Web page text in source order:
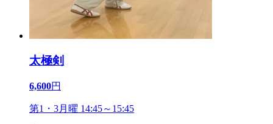
太極剣
6,600円
第1・3月曜 14:45～15:45